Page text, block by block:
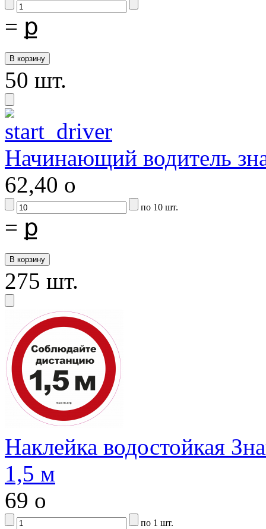
= ք
50 шт.
Начинающий водитель
62,40 o
по 10 шт.
= ք
275 шт.
Наклейка
1,5 м
69 o
по 1 шт.